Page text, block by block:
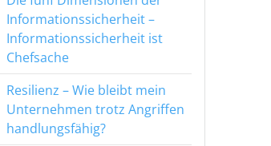
Informationssicherheit –
Informationssicherheit ist
Chefsache
Resilienz – Wie bleibt mein
Unternehmen trotz Angriffen
handlungsfähig?